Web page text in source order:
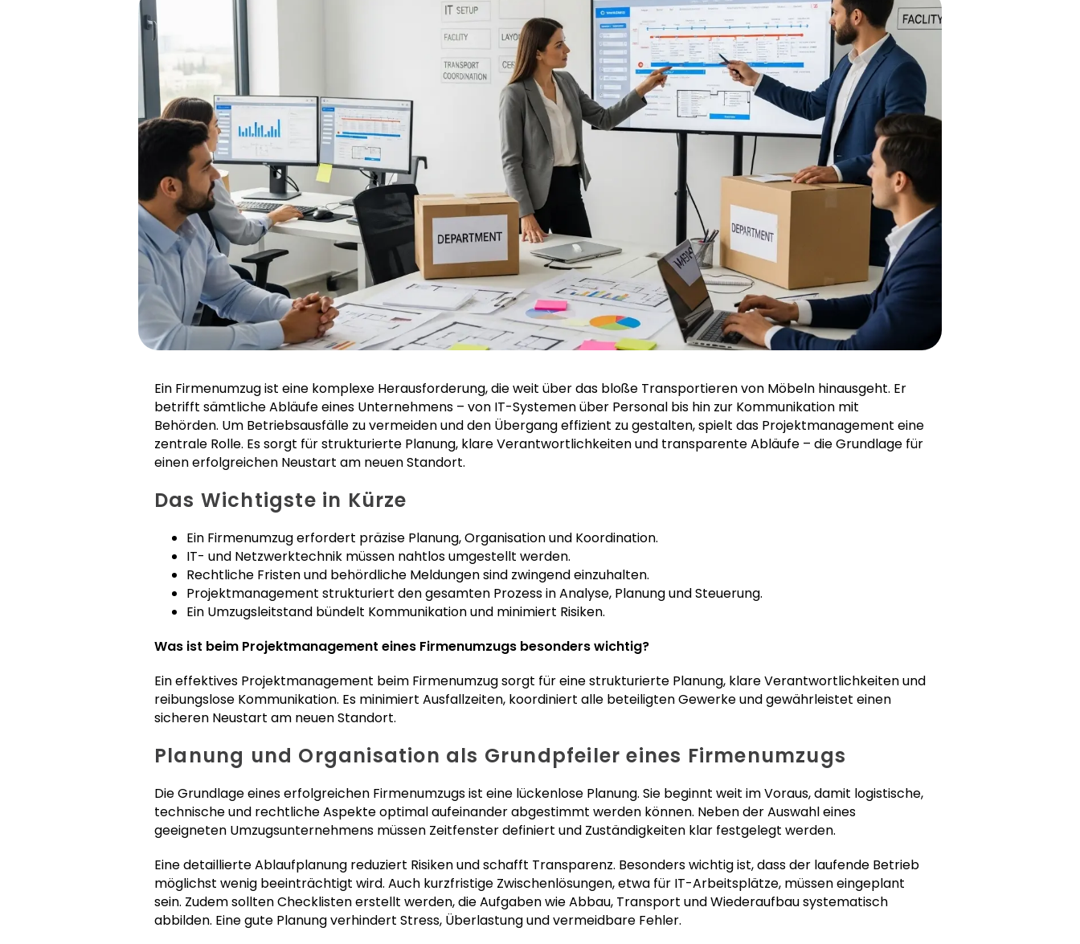
Ein Firmenumzug ist eine komplexe Herausforderung, die weit über das bloße Transportieren von Möbeln hinausgeht. Er
betrifft sämtliche Abläufe eines Unternehmens – von IT-Systemen über Personal bis hin zur Kommunikation mit
Behörden. Um Betriebsausfälle zu vermeiden und den Übergang effizient zu gestalten, spielt das Projektmanagement eine
zentrale Rolle. Es sorgt für strukturierte Planung, klare Verantwortlichkeiten und transparente Abläufe – die Grundlage für
einen erfolgreichen Neustart am neuen Standort.
Das Wichtigste in Kürze
Ein Firmenumzug erfordert präzise Planung, Organisation und Koordination.
IT- und Netzwerktechnik müssen nahtlos umgestellt werden.
Rechtliche Fristen und behördliche Meldungen sind zwingend einzuhalten.
Projektmanagement strukturiert den gesamten Prozess in Analyse, Planung und Steuerung.
Ein Umzugsleitstand bündelt Kommunikation und minimiert Risiken.
Was ist beim Projektmanagement eines Firmenumzugs besonders wichtig?
Ein effektives Projektmanagement beim Firmenumzug sorgt für eine strukturierte Planung, klare Verantwortlichkeiten und
reibungslose Kommunikation. Es minimiert Ausfallzeiten, koordiniert alle beteiligten Gewerke und gewährleistet einen
sicheren Neustart am neuen Standort.
Planung und Organisation als Grundpfeiler eines Firmenumzugs
Die Grundlage eines erfolgreichen Firmenumzugs ist eine lückenlose Planung. Sie beginnt weit im Voraus, damit logistische,
technische und rechtliche Aspekte optimal aufeinander abgestimmt werden können. Neben der Auswahl eines
geeigneten Umzugsunternehmens müssen Zeitfenster definiert und Zuständigkeiten klar festgelegt werden.
Eine detaillierte Ablaufplanung reduziert Risiken und schafft Transparenz. Besonders wichtig ist, dass der laufende Betrieb
möglichst wenig beeinträchtigt wird. Auch kurzfristige Zwischenlösungen, etwa für IT-Arbeitsplätze, müssen eingeplant
sein. Zudem sollten Checklisten erstellt werden, die Aufgaben wie Abbau, Transport und Wiederaufbau systematisch
abbilden. Eine gute Planung verhindert Stress, Überlastung und vermeidbare Fehler.